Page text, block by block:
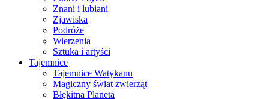
Znani i lubiani
Zjawiska
Podróże
Wierzenia
Sztuka i artyści
Tajemnice
Tajemnice Watykanu
Magiczny świat zwierząt
Błękitna Planeta